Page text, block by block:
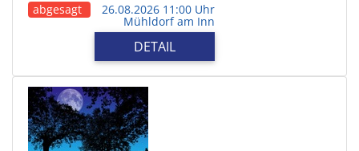
abgesagt 26.08.2026 11:00 Uhr
Mühldorf am Inn
DETAIL